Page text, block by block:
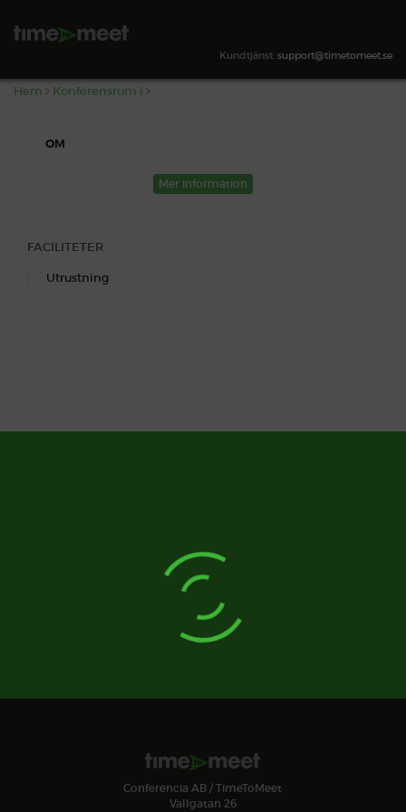
Kundtjänst: support@timetomeet.se
Hem Konferensrum i
OM
Mer information
FACILITETER
Utrustning
Conferencia AB / TimeToMeet
Vallgatan 26